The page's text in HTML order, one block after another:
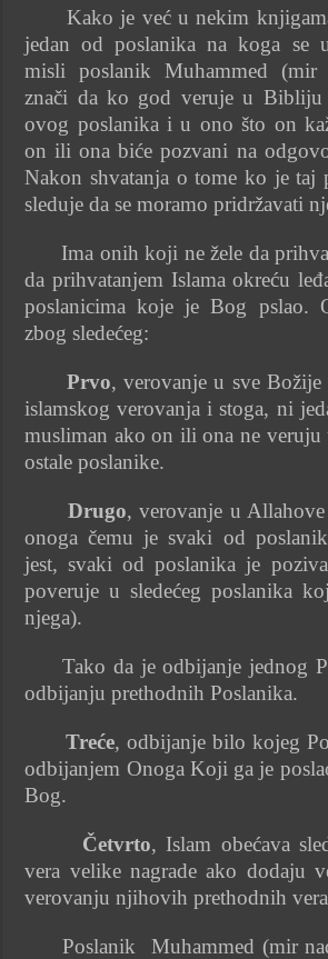
Kako je već u nekim
jedan od poslanika na koga se
misli poslanik Muhammed
znači da ko god veruje u Bibliju
ovog poslanika i u ono što on
on ili ona biće pozvani na
Nakon shvatanja o tome ko je taj
sleduje da se moramo pridržavati
Ima onih koji ne žele da
da prihvatanjem Islama okreću
poslanicima koje je Bog pslao.
zbog sledećeg:
Prvo, verovanje u sve Božije
islamskog verovanja i stoga, ni
musliman ako on ili ona ne veruju
ostale poslanike.
Drugo, verovanje u
onoga čemu je svaki od
jest, svaki od poslanika je
poveruje u sledećeg poslanika
njega).
Tako da je odbijanje jednog
odbijanju prethodnih Poslanika.
Treće, odbijanje bilo kojeg
odbijanjem Onoga Koji ga je
Bog.
Četvrto, Islam obećava
vera velike nagrade ako dodaju
verovanju njihovih prethodnih
Poslanik Muhammed (mir